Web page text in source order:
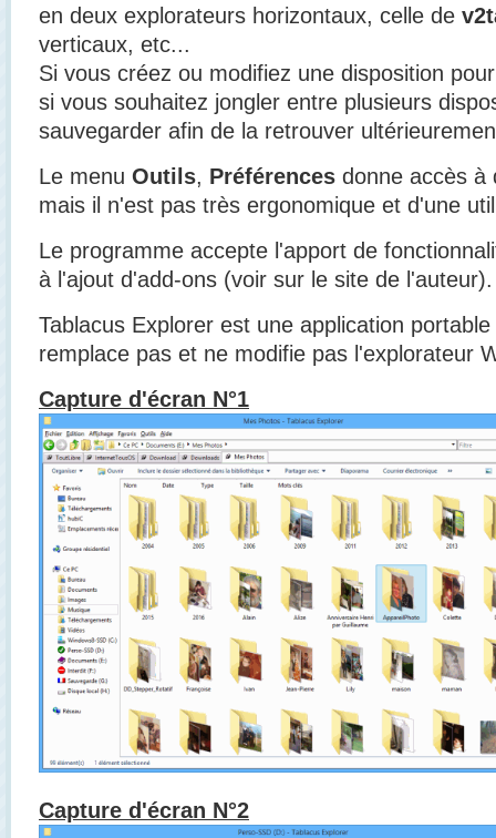
en deux explorateurs horizontaux, celle de
verticaux, etc...
Si vous créez ou modifiez une disposition
si vous souhaitez jongler entre plusieurs
sauvegarder afin de la retrouver
Le menu Outils, Préférences donne accès à
mais il n'est pas très ergonomique et d'une
Le programme accepte l'apport de
à l'ajout d'add-ons (voir sur le site de l'auteur).
Tablacus Explorer est une application
remplace pas et ne modifie pas l'explorateur
Capture d'écran N°1
Capture d'écran N°2